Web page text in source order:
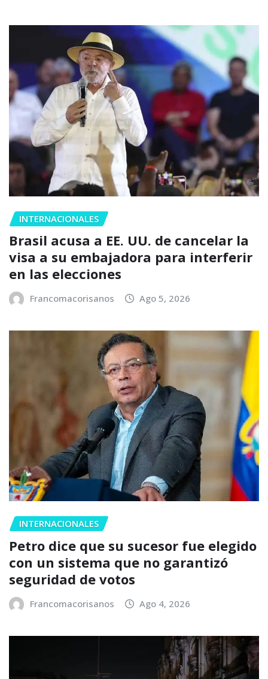
INTERNACIONALES
Brasil acusa a EE. UU. de cancelar la
visa a su embajadora para interferir
en las elecciones
Francomacorisanos Ago 5, 2026
INTERNACIONALES
Petro dice que su sucesor fue elegido
con un sistema que no garantizó
seguridad de votos
Francomacorisanos Ago 4, 2026